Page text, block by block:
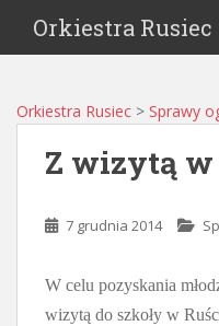
Orkiestra Rusiec
Orkiestra Rusiec > Sprawy
Z wizytą w
7 grudnia 2014
W celu pozyskania
wizytą do szkoły w